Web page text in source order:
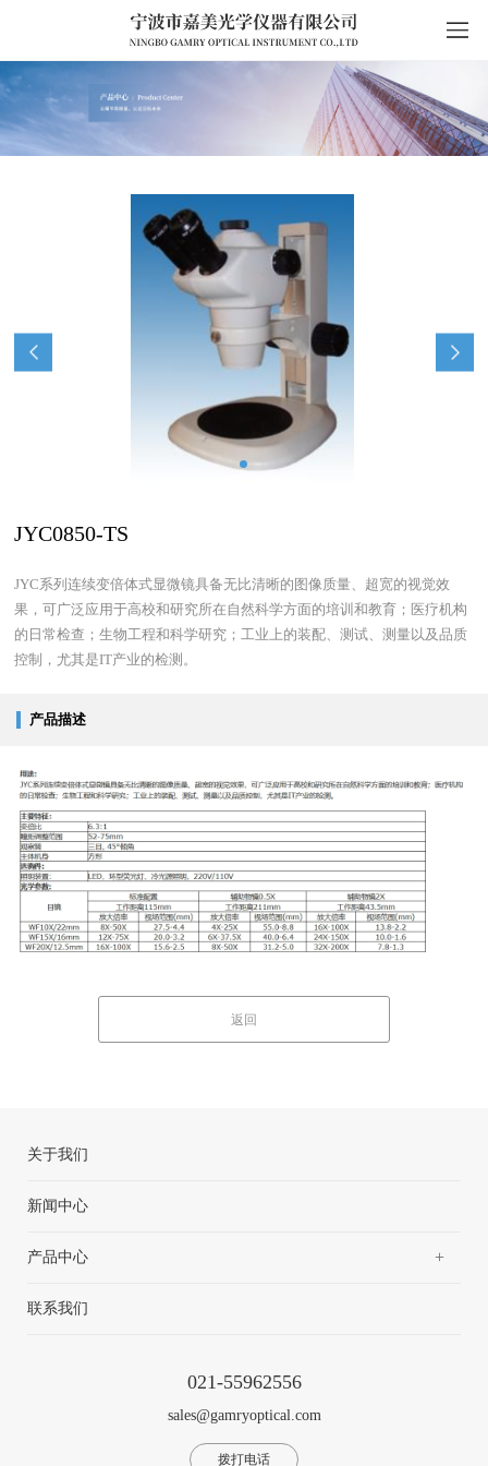
JYC0850-TS
JYC系列连续变倍体式显微镜具备无比清晰的图像质量、超宽的视觉效
果，可广泛应用于高校和研究所在自然科学方面的培训和教育；医疗机构
的日常检查；生物工程和科学研究；工业上的装配、测试、测量以及品质
控制，尤其是IT产业的检测。
产品描述
返回
关于我们
新闻中心
产品中心 +
联系我们
021-55962556
sales@gamryoptical.com
拨打电话